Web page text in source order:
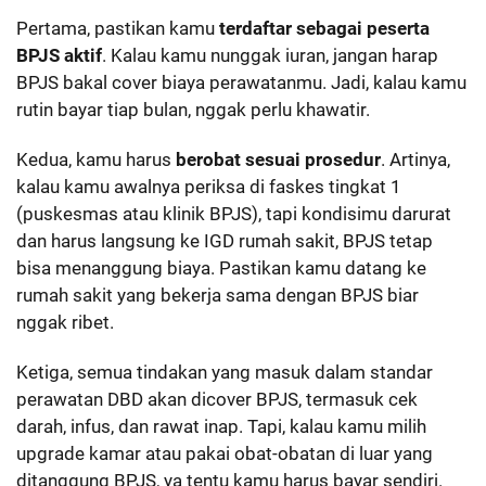
Pertama, pastikan kamu terdaftar sebagai peserta
BPJS aktif. Kalau kamu nunggak iuran, jangan harap
BPJS bakal cover biaya perawatanmu. Jadi, kalau kamu
rutin bayar tiap bulan, nggak perlu khawatir.
Kedua, kamu harus berobat sesuai prosedur. Artinya,
kalau kamu awalnya periksa di faskes tingkat 1
(puskesmas atau klinik BPJS), tapi kondisimu darurat
dan harus langsung ke IGD rumah sakit, BPJS tetap
bisa menanggung biaya. Pastikan kamu datang ke
rumah sakit yang bekerja sama dengan BPJS biar
nggak ribet.
Ketiga, semua tindakan yang masuk dalam standar
perawatan DBD akan dicover BPJS, termasuk cek
darah, infus, dan rawat inap. Tapi, kalau kamu milih
upgrade kamar atau pakai obat-obatan di luar yang
ditanggung BPJS, ya tentu kamu harus bayar sendiri.